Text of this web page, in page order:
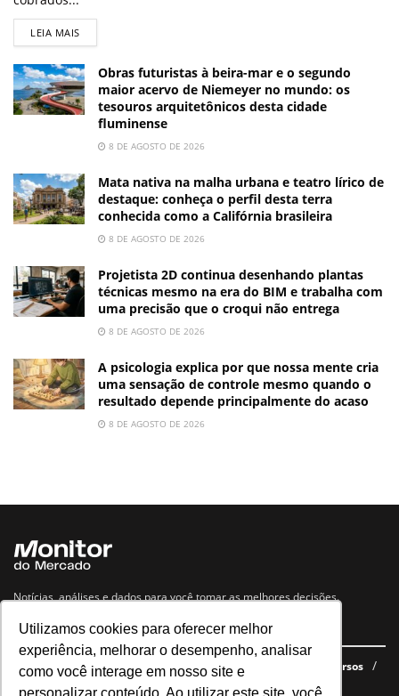
Utilizamos cookies para oferecer melhor
experiência, melhorar o desempenho, analisar
como você interage em nosso site e
LEIA MAIS
Obras futuristas à beira-mar e o segundo
maior acervo de Niemeyer no mundo: os
tesouros arquitetônicos desta cidade
fluminense
8 DE AGOSTO DE 2026
Mata nativa na malha urbana e teatro lírico de
destaque: conheça o perfil desta terra
conhecida como a Califórnia brasileira
8 DE AGOSTO DE 2026
Projetista 2D continua desenhando plantas
técnicas mesmo na era do BIM e trabalha com
uma precisão que o croqui não entrega
8 DE AGOSTO DE 2026
A psicologia explica por que nossa mente cria
uma sensação de controle mesmo quando o
resultado depende principalmente do acaso
8 DE AGOSTO DE 2026
Notícias, análises e dados para você tomar as melhores decisões.
Navegue no site
Últimas notícias Quem somos E-books gratuitos
Cursos
Política de privacidade